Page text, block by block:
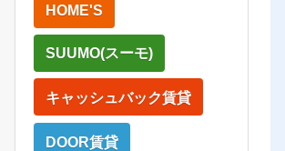
HOME'S
SUUMO(スーモ)
キャッシュバック賃貸
DOOR賃貸